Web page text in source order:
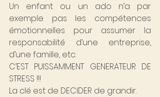
Un enfant ou un ado n’a par
exemple pas les compétences
émotionnelles pour assumer la
responsabilité d’une entreprise,
d’une famille, etc.
C’EST PUISSAMMENT GENERATEUR DE
STRESS !!!
La clé est de DECIDER de grandir.